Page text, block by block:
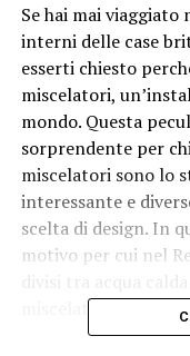
Se hai mai viaggiato
interni delle case
esserti chiesto
miscelatori,
mondo. Questa
sorprendente per
miscelatori sono lo
interessante e
scelta di design. In
motivo per cui nel
miscelatori.